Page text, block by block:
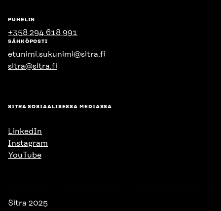
PUHELIN
+358 294 618 991
SÄHKÖPOSTI
etunimi.sukunimi@sitra.fi
sitra@sitra.fi
SITRA SOSIAALISESSA MEDIASSA
LinkedIn
Instagram
YouTube
Sitra 2025